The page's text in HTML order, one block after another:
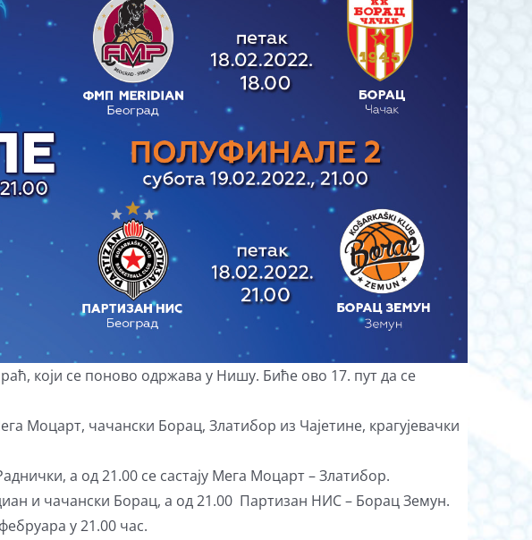
који се поново одржава у Нишу. Биће ово 17. пут да се
чачански Борац, Златибор из Чајетине, крагујевачки
а од 21.00 се састају Мега Моцарт – Златибор.
и чачански Борац, а од 21.00 Партизан НИС – Борац Земун.
у 21.00 час.